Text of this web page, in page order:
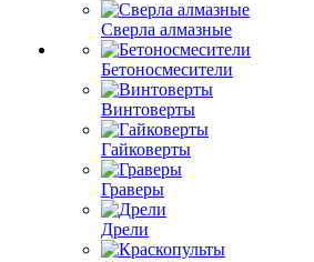
Сверла алмазные
Бетоносмесители
Винтоверты
Гайковерты
Граверы
Дрели